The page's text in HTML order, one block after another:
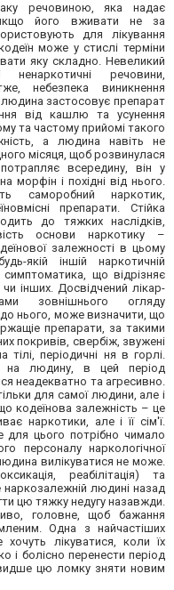
речовиною, яка надає
його вживати не за
для лікування
може у стислі терміни
яку складно. Невеликий
речовини,
небезпека виникнення
людина застосовує препарат
від кашлю та усунення
та частому прийомі такого
а людина навіть не
місяця, щоб розвинулася
всередину, він у
морфін і похідні від нього.
саморобний наркотик,
препарати. Стійка
до тяжких наслідків,
основи наркотику –
залежності в цьому
якій іншій наркотичній
симптоматика, що відрізняє
інших. Досвідчений лікар-
зовнішнього огляду
нього, може визначити, що
препарати, за такими
покривів, свербіж, звужені
тілі, періодичні ня в горлі.
на людину, в цей період
неадекватно та агресивно.
для самої людини, але і
кодеїнова залежність – це
наркотики, але і її сім'ї.
для цього потрібно чимало
персоналу наркологічної
вилікуватися не може.
реабілітація) та
наркозалежній людині назад
цю тяжку недугу назавжди.
головне, щоб бажання
Одна з найчастіших
лікуватися, коли їх
і болісно перенести період
цю ломку зняти новим